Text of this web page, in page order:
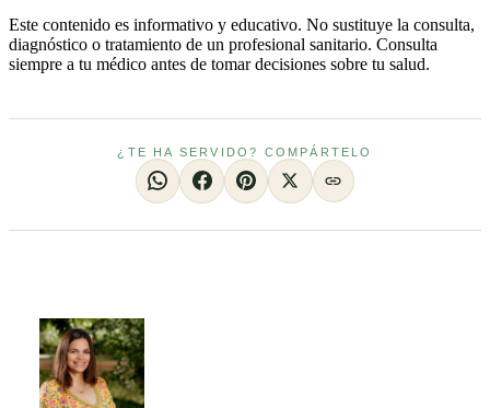
Este contenido es informativo y educativo. No sustituye la consulta,
diagnóstico o tratamiento de un profesional sanitario. Consulta
siempre a tu médico antes de tomar decisiones sobre tu salud.
¿TE HA SERVIDO? COMPÁRTELO